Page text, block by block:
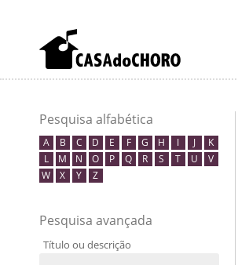
Pesquisa alfabética
A B C D E F G H I J
K
L
M N O P Q R S T U
V
W
X Y Z
Pesquisa avançada
Título ou descrição